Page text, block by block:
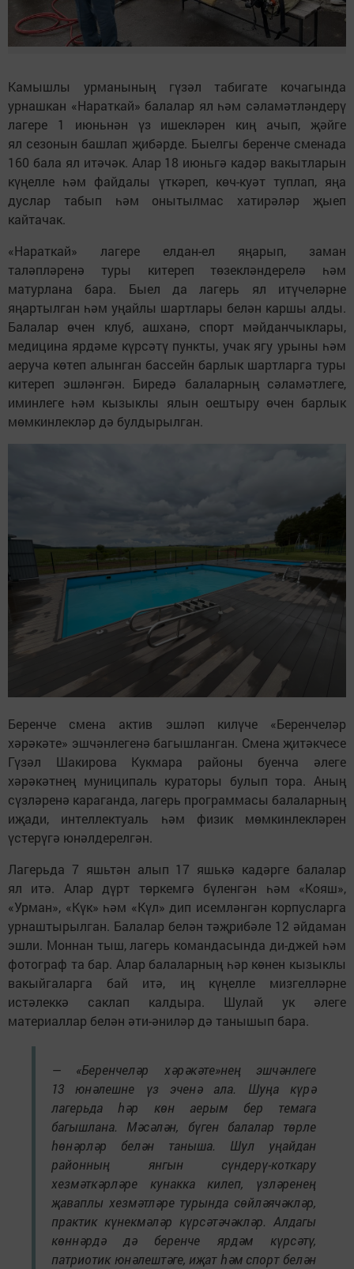
Камышлы урманының гүзәл табигате кочагында
урнашкан «Нараткай» балалар ял һәм сәламәтләндерү
лагере 1 июньнән үз ишекләрен киң ачып, җәйге
ял сезонын башлап җибәрде. Быелгы беренче сменада
160 бала ял итәчәк. Алар 18 июньгә кадәр вакытларын
күңелле һәм файдалы үткәреп, көч-куәт туплап, яңа
дуслар табып һәм онытылмас хатирәләр җыеп
кайтачак.
«Нараткай» лагере елдан-ел яңарып, заман
таләпләренә туры китереп төзекләндерелә һәм
матурлана бара. Быел да лагерь ял итүчеләрне
яңартылган һәм уңайлы шартлары белән каршы алды.
Балалар өчен клуб, ашханә, спорт мәйданчыклары,
медицина ярдәме күрсәтү пункты, учак ягу урыны һәм
аеруча көтеп алынган бассейн барлык шартларга туры
китереп эшләнгән. Биредә балаларның сәламәтлеге,
иминлеге һәм кызыклы ялын оештыру өчен барлык
мөмкинлекләр дә булдырылган.
Беренче смена актив эшләп килүче «Беренчеләр
хәрәкәте» эшчәнлегенә багышланган. Смена җитәкчесе
Гүзәл Шакирова Кукмара районы буенча әлеге
хәрәкәтнең муниципаль кураторы булып тора. Аның
сүзләренә караганда, лагерь программасы балаларның
иҗади, интеллектуаль һәм физик мөмкинлекләрен
үстерүгә юнәлдерелгән.
Лагерьда 7 яшьтән алып 17 яшькә кадәрге балалар
ял итә. Алар дүрт төркемгә бүленгән һәм «Кояш»,
«Урман», «Күк» һәм «Күл» дип исемләнгән корпусларга
урнаштырылган. Балалар белән тәҗрибәле 12 әйдаман
эшли. Моннан тыш, лагерь командасында ди-джей һәм
фотограф та бар. Алар балаларның һәр көнен кызыклы
вакыйгаларга бай итә, иң күңелле мизгелләрне
истәлеккә саклап калдыра. Шулай ук әлеге
материаллар белән әти-әниләр дә танышып бара.
— «Беренчеләр хәрәкәте»нең эшчәнлеге
13 юнәлешне үз эченә ала. Шуңа күрә
лагерьда һәр көн аерым бер темага
багышлана. Мәсәлән, бүген балалар төрле
һөнәрләр белән таныша. Шул уңайдан
районның янгын сүндерү-коткару
хезмәткәрләре кунакка килеп, үзләренең
җаваплы хезмәтләре турында сөйләячәкләр,
практик күнекмәләр күрсәтәчәкләр. Алдагы
көннәрдә дә беренче ярдәм күрсәтү,
патриотик юнәлештәге, иҗат һәм спорт белән